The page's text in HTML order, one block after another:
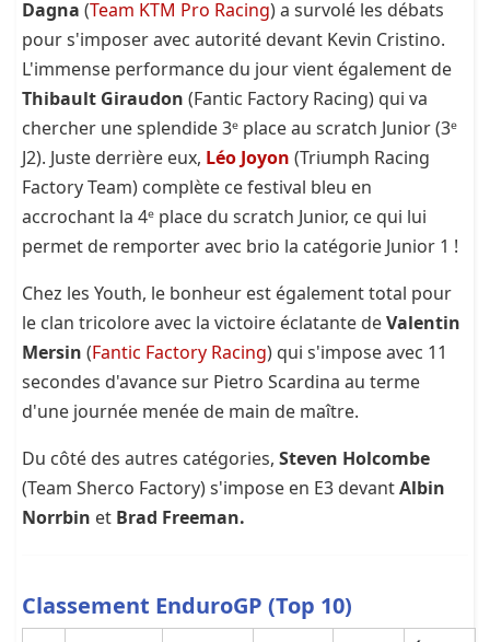
Dagna (Team KTM Pro Racing) a survolé les débats
pour s'imposer avec autorité devant Kevin Cristino.
L'immense performance du jour vient également de
Thibault Giraudon (Fantic Factory Racing) qui va
chercher une splendide 3ᵉ place au scratch Junior (3ᵉ
J2). Juste derrière eux, Léo Joyon (Triumph Racing
Factory Team) complète ce festival bleu en
accrochant la 4ᵉ place du scratch Junior, ce qui lui
permet de remporter avec brio la catégorie Junior 1 !
Chez les Youth, le bonheur est également total pour
le clan tricolore avec la victoire éclatante deValentin
Mersin (Fantic Factory Racing) qui s'impose avec 11
secondes d'avance sur Pietro Scardina au terme
d'une journée menée de main de maître.
Du côté des autres catégories, Steven Holcombe
(Team Sherco Factory) s'impose en E3 devantAlbin
Norrbin et Brad Freeman.
Classement EnduroGP (Top 10)